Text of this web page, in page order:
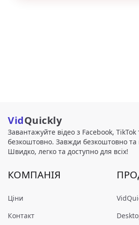
VidQuickly
Завантажуйте відео з Facebook,
безкоштовно. Завжди безкоштовно та
Швидко, легко та доступно для всіх!
КОМПАНІЯ
Ціни
Контакт